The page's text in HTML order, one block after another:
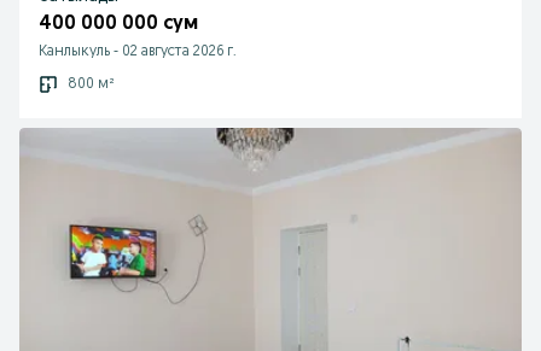
400 000 000 сум
Канлыкуль - 02 августа 2026 г.
800 м²